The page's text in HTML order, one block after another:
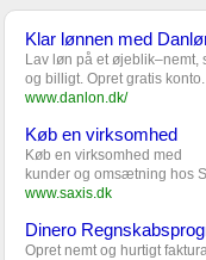
Klar lønnen med
Lav løn på et øjeblik–nemt,
og billigt. Opret gratis konto.
www.danlon.dk/
Køb en virksomhed
Køb en virksomhed med
kunder og omsætning hos
www.saxis.dk
Dinero
Opret nemt og hurtigt